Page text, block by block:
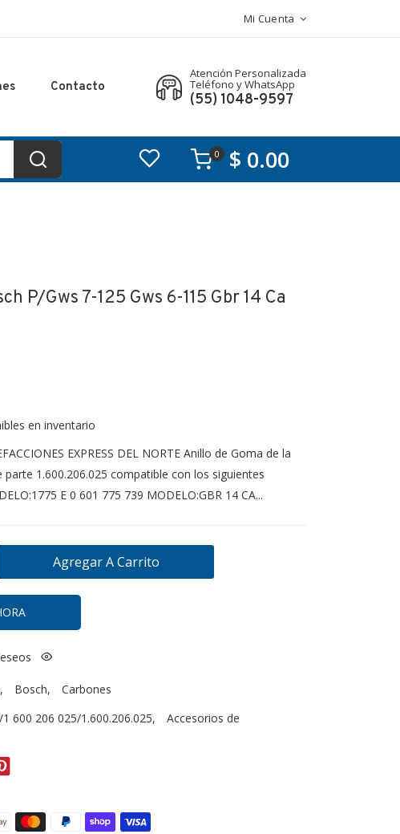
Mi Cuenta
Contacto
Atención Personalizada
Teléfono y WhatsApp
(55) 1048-9597
$ 0.00
0
P/gws 7-125 Gws 6-115 Gbr 14 Ca
en inventario
EXPRESS DEL NORTE Anillo de Goma de la
1.600.206.025 compatible con los siguientes
E 0 601 775 739 MODELO:GBR 14 CA...
Agregar A Carrito
, Bosch,
Carbones
600 206 025/1.600.206.025,
Accesorios de